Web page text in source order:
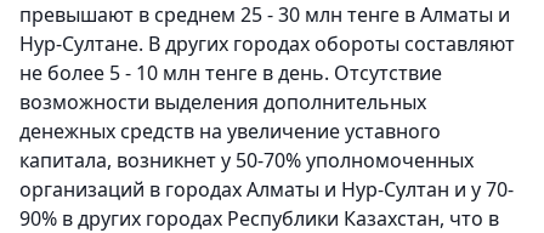
превышают в среднем 25 - 30 млн тенге в Алматы и
Нур-Султане. В других городах обороты составляют
не более 5 - 10 млн тенге в день. Отсутствие
возможности выделения дополнительных
денежных средств на увеличение уставного
капитала, возникнет у 50-70% уполномоченных
организаций в городах Алматы и Нур-Султан и у 70-
90% в других городах Республики Казахстан, что в